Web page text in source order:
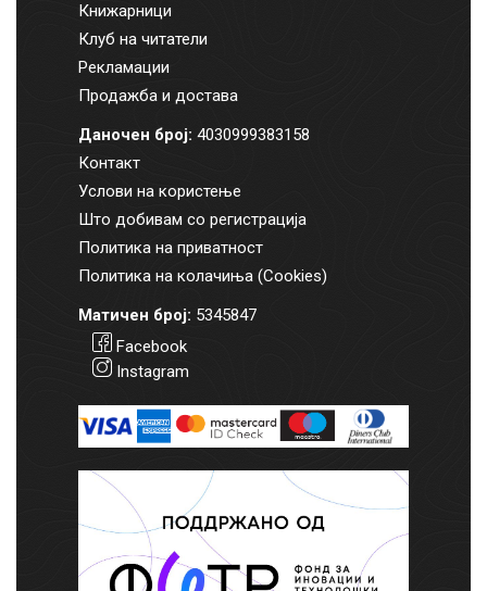
Книжарници
Клуб на читатели
Рекламации
Продажба и достава
Даночен број: 4030999383158
Контакт
Услови на користење
Што добивам со регистрација
Политика на приватност
Политика на колачиња (Cookies)
Матичен број: 5345847
Facebook
Instagram